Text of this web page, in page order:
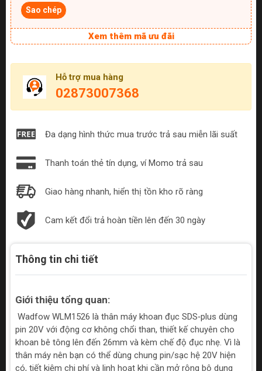
Sao chép
Xem thêm mã ưu đãi
Hỗ trợ mua hàng
02873007368
Đa dạng hình thức mua trước trả sau miễn lãi suất
Thanh toán thẻ tín dụng, ví Momo trả sau
Giao hàng nhanh, hiển thị tồn kho rõ ràng
Cam kết đổi trả hoàn tiền lên đến 30 ngày
Thông tin chi tiết
Giới thiệu tổng quan:
Wadfow WLM1526 là thân máy khoan đục SDS‑plus dùng
pin 20V với động cơ không chổi than, thiết kế chuyên cho
khoan bê tông lên đến 26mm và kèm chế độ đục nhẹ. Vì là
thân máy nên bạn có thể dùng chung pin/sạc hệ 20V hiện
có, tiết kiệm chi phí và linh hoạt khi cần mở rộng bộ dụng